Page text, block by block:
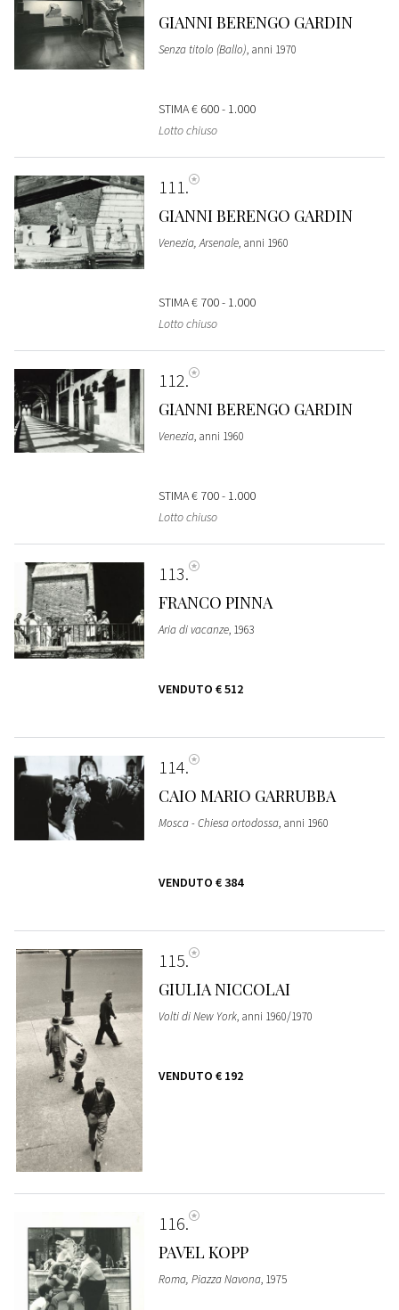
GIANNI BERENGO GARDIN
Senza titolo (Ballo), anni 1970
STIMA€ 600 - 1.000
Lotto chiuso
111
GIANNI BERENGO GARDIN
Venezia, Arsenale, anni 1960
STIMA€ 700 - 1.000
Lotto chiuso
112
GIANNI BERENGO GARDIN
Venezia, anni 1960
STIMA€ 700 - 1.000
Lotto chiuso
113
FRANCO PINNA
Aria di vacanze, 1963
VENDUTO € 512
114
CAIO MARIO GARRUBBA
Mosca - Chiesa ortodossa, anni 1960
VENDUTO € 384
115
GIULIA NICCOLAI
Volti di New York, anni 1960/1970
VENDUTO € 192
116
PAVEL KOPP
Roma, Piazza Navona, 1975